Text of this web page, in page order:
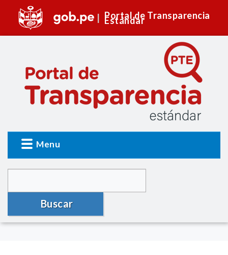
Portal de Transparencia
Estándar
Menu
Buscar